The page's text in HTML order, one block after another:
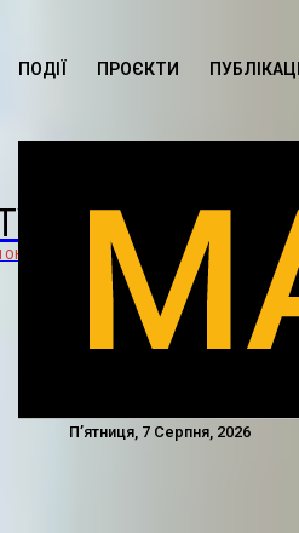
ПОДІЇ ПРОЄКТИ ПУБЛІКАЦІЇ
П’ятниця, 7 Серпня, 2026